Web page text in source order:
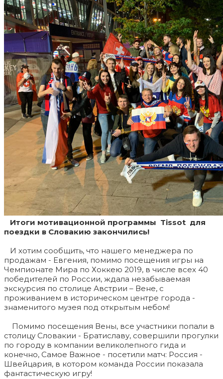
Итоги мотивационной программы Tissot для
поездки в Словакию закончились!
И хотим сообщить, что нашего менеджера по
продажам - Евгения, помимо посещения игры на
Чемпионате Мира по Хоккею 2019, в числе всех 40
победителей по России, ждала незабываемая
экскурсия по столице Австрии – Вене, с
проживанием в историческом центре города -
знаменитого музея под открытым небом!
Помимо посещения Вены, все участники попали в
столицу Словакии - Братиславу, совершили прогулки
по городу в компании великолепного гида и
конечно, Самое Важное - посетили матч: Россия -
Швейцария, в котором команда России показала
фантастическую игру!